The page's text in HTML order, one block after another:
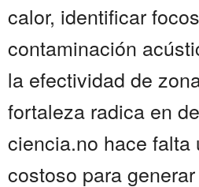
calor, identificar
contaminación
la efectividad de
fortaleza radica en
ciencia.no hace falta
costoso para